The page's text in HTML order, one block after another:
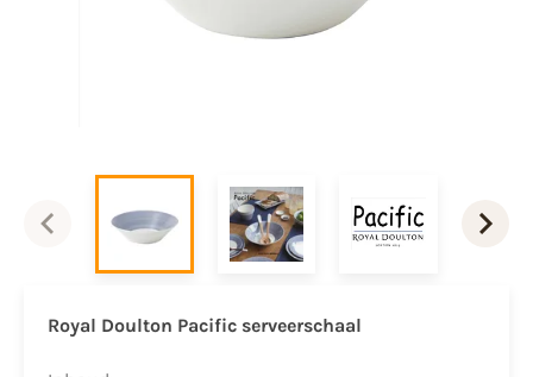
Royal Doulton Pacific serveerschaal